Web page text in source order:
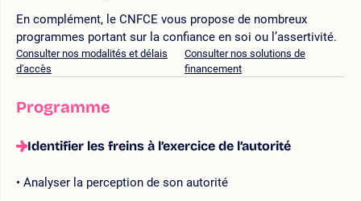
En complément, le CNFCE vous propose de nombreux
programmes portant sur la confiance en soi ou l’assertivité.
Consulter nos modalités et délais
d'accès
Consulter nos solutions de
financement
Programme
Identifier les freins à l’exercice de l’autorité
Analyser la perception de son autorité